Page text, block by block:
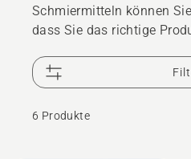
Schmiermitteln können
dass Sie das richtige
6 Produkte